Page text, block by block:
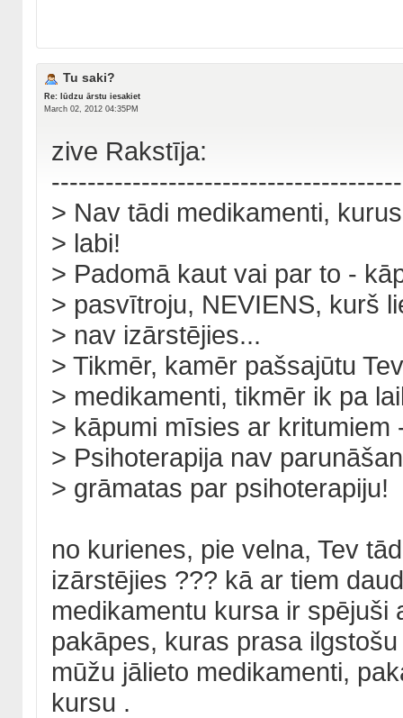
Tu saki?
Re: lūdzu ārstu iesakiet
March 02, 2012 04:35PM
zive Rakstīja:
> Nav tādi medikamenti,
> labi!
> Padomā kaut vai par to -
> pasvītroju, NEVIENS, kurš
> nav izārstējies...
> Tikmēr, kamēr pašsajūtu
> medikamenti, tikmēr ik pa
> kāpumi mīsies ar kritumiem
> Psihoterapija nav
> grāmatas par psihoterapiju!
no kurienes, pie velna, Tev
izārstējies ??? kā ar tiem
medikamentu kursa ir
pakāpes, kuras prasa
mūžu jālieto medikamenti,
kursu .